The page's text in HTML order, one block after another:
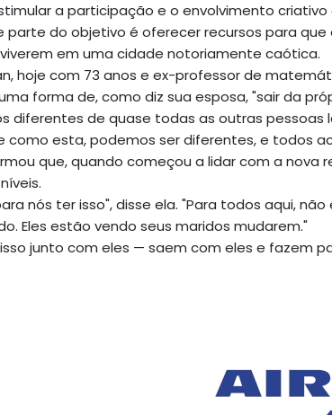
a participação e o envolvimento
parte do objetivo é oferecer recursos para
em uma cidade notoriamente caótica.
hoje com 73 anos e ex-professor de
forma de, como diz sua esposa, "sair da
diferentes de quase todas as outras
como esta, podemos ser diferentes, e todos
que, quando começou a lidar com a nova
nós ter isso", disse ela. "Para todos aqui,
Eles estão vendo seus maridos mudarem."
junto com eles — saem com eles e fazem